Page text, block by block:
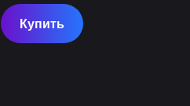
Купить